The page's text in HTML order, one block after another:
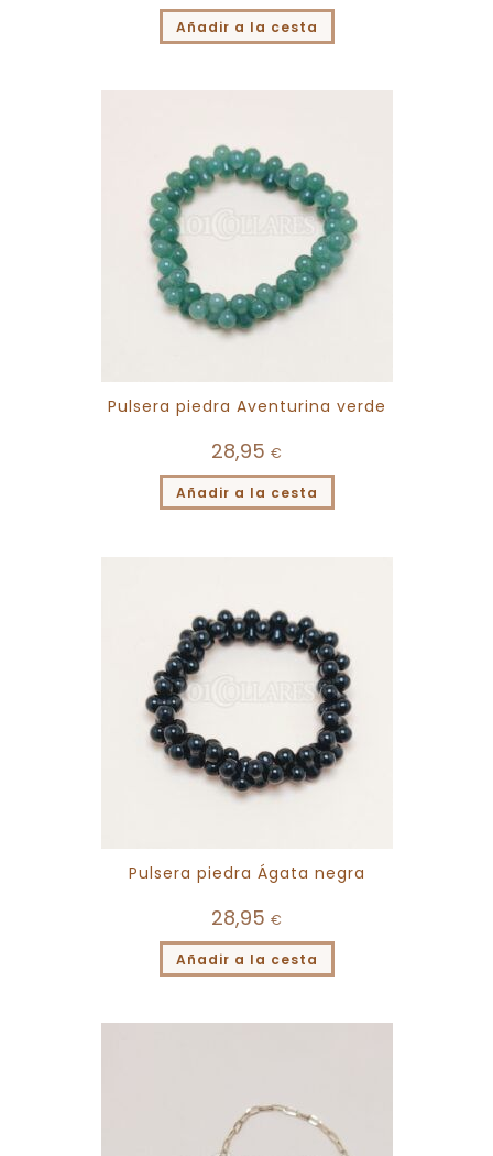
Añadir a la cesta
Pulsera piedra Aventurina verde
28,95 €
Añadir a la cesta
Pulsera piedra Ágata negra
28,95 €
Añadir a la cesta